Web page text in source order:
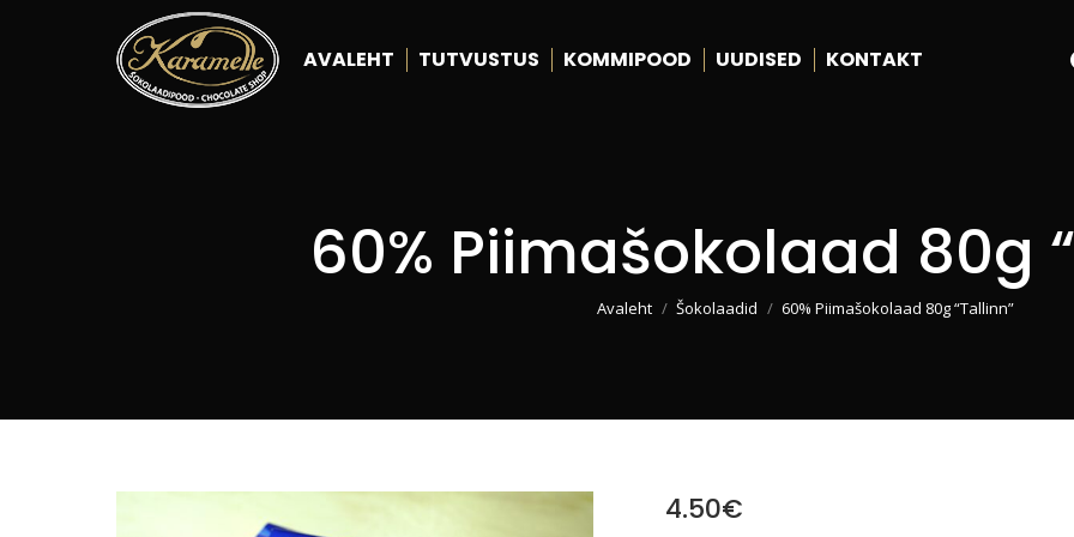
AVALEHT TUTVUSTUS KOMMIPOOD UUDISED KONTAKT
60% Piimašokolaad 80g
You are here:
Avaleht Šokolaadid 60% Piimašokolaad 80g “Tallinn”
4.50€